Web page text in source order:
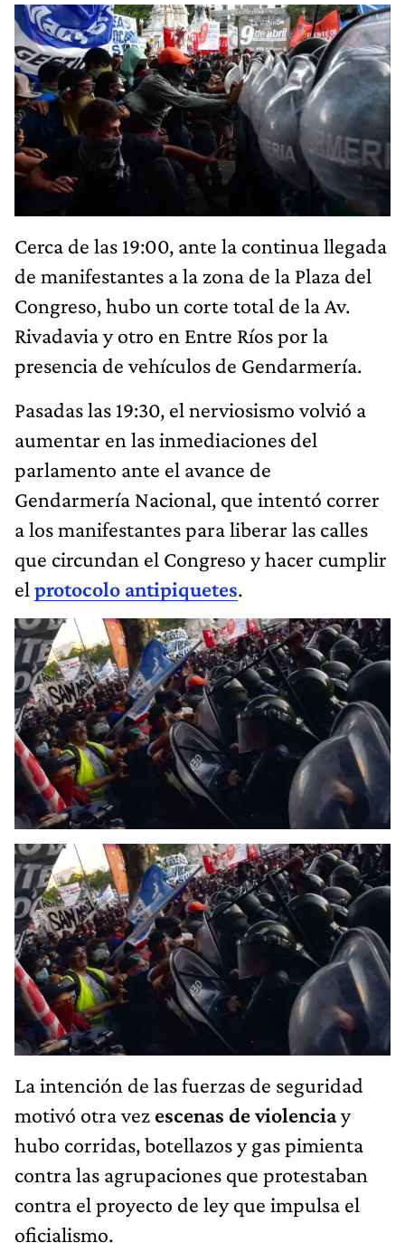
Cerca de las 19:00, ante la continua llegada
de manifestantes a la zona de la Plaza del
Congreso, hubo un corte total de la Av.
Rivadavia y otro en Entre Ríos por la
presencia de vehículos de Gendarmería.
Pasadas las 19:30, el nerviosismo volvió a
aumentar en las inmediaciones del
parlamento ante el avance de
Gendarmería Nacional, que intentó correr
a los manifestantes para liberar las calles
que circundan el Congreso y hacer cumplir
el protocolo antipiquetes.
La intención de las fuerzas de seguridad
motivó otra vez escenas de violenciay
hubo corridas, botellazos y gas pimienta
contra las agrupaciones que protestaban
contra el proyecto de ley que impulsa el
oficialismo.